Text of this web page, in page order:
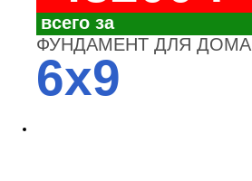
всего за
ФУНДАМЕНТ ДЛЯ ДОМА
6x9